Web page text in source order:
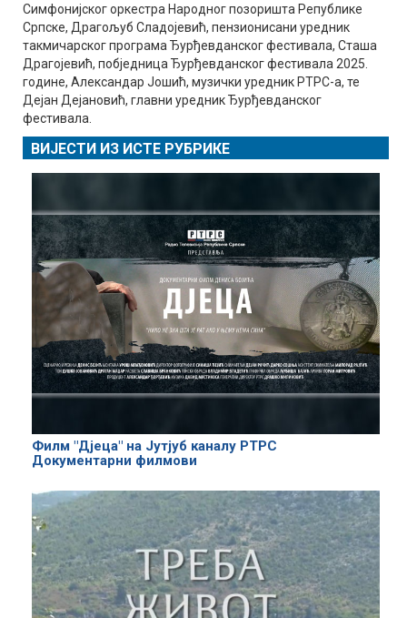
Симфонијског оркестра Народног позоришта Републике
Српске, Драгољуб Сладојевић, пензионисани уредник
такмичарског програма Ђурђевданског фестивала, Сташа
Драгојевић, побједница Ђурђевданског фестивала 2025.
године, Александар Јошић, музички уредник РТРС-а, те
Дејан Дејановић, главни уредник Ђурђевданског
фестивала.
ВИЈЕСТИ ИЗ ИСТЕ РУБРИКЕ
Филм "Дјеца" на Јутјуб каналу РТРС
Документарни филмови